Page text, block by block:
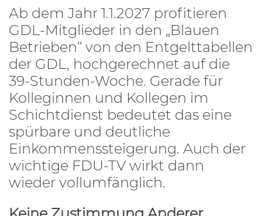
Ab dem Jahr 1.1.2027 profitieren
GDL-Mitglieder in den „Blauen
Betrieben“ von den Entgelttabellen
der GDL, hochgerechnet auf die
39-Stunden-Woche. Gerade für
Kolleginnen und Kollegen im
Schichtdienst bedeutet das eine
spürbare und deutliche
Einkommenssteigerung. Auch der
wichtige FDU-TV wirkt dann
wieder vollumfänglich.